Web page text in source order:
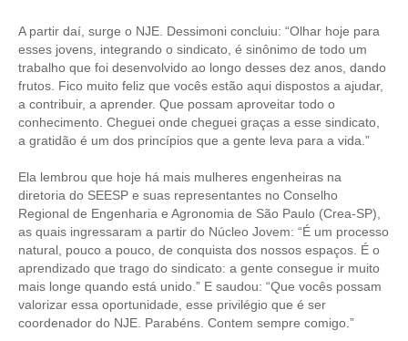
A partir daí, surge o NJE. Dessimoni concluiu: “Olhar hoje para
esses jovens, integrando o sindicato, é sinônimo de todo um
trabalho que foi desenvolvido ao longo desses dez anos, dando
frutos. Fico muito feliz que vocês estão aqui dispostos a ajudar,
a contribuir, a aprender. Que possam aproveitar todo o
conhecimento. Cheguei onde cheguei graças a esse sindicato,
a gratidão é um dos princípios que a gente leva para a vida.”
Ela lembrou que hoje há mais mulheres engenheiras na
diretoria do SEESP e suas representantes no Conselho
Regional de Engenharia e Agronomia de São Paulo (Crea-SP),
as quais ingressaram a partir do Núcleo Jovem: “É um processo
natural, pouco a pouco, de conquista dos nossos espaços. É o
aprendizado que trago do sindicato: a gente consegue ir muito
mais longe quando está unido.” E saudou: “Que vocês possam
valorizar essa oportunidade, esse privilégio que é ser
coordenador do NJE. Parabéns. Contem sempre comigo.”